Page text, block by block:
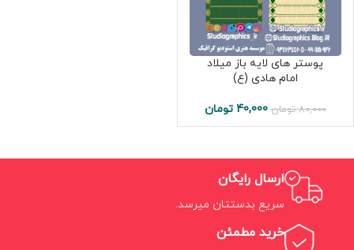
پوستر های لایه باز میلاد
امام هادی (ع)
80,000 تومان 40,000 تومان
ارسال رایگان
سریع بدستتان میرسد.
خرید مطمئن